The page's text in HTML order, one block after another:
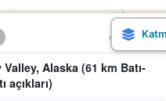
24.05 18:47
Valley, Alaska (61 km Batı-
açıkları)